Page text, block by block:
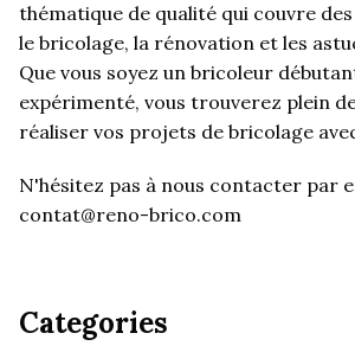
thématique de qualité qui couvre
le bricolage, la rénovation et les
Que vous soyez un bricoleur
expérimenté, vous trouverez plein
réaliser vos projets de bricolage
N'hésitez pas à nous contacter par
contat@reno-brico.com
Categories